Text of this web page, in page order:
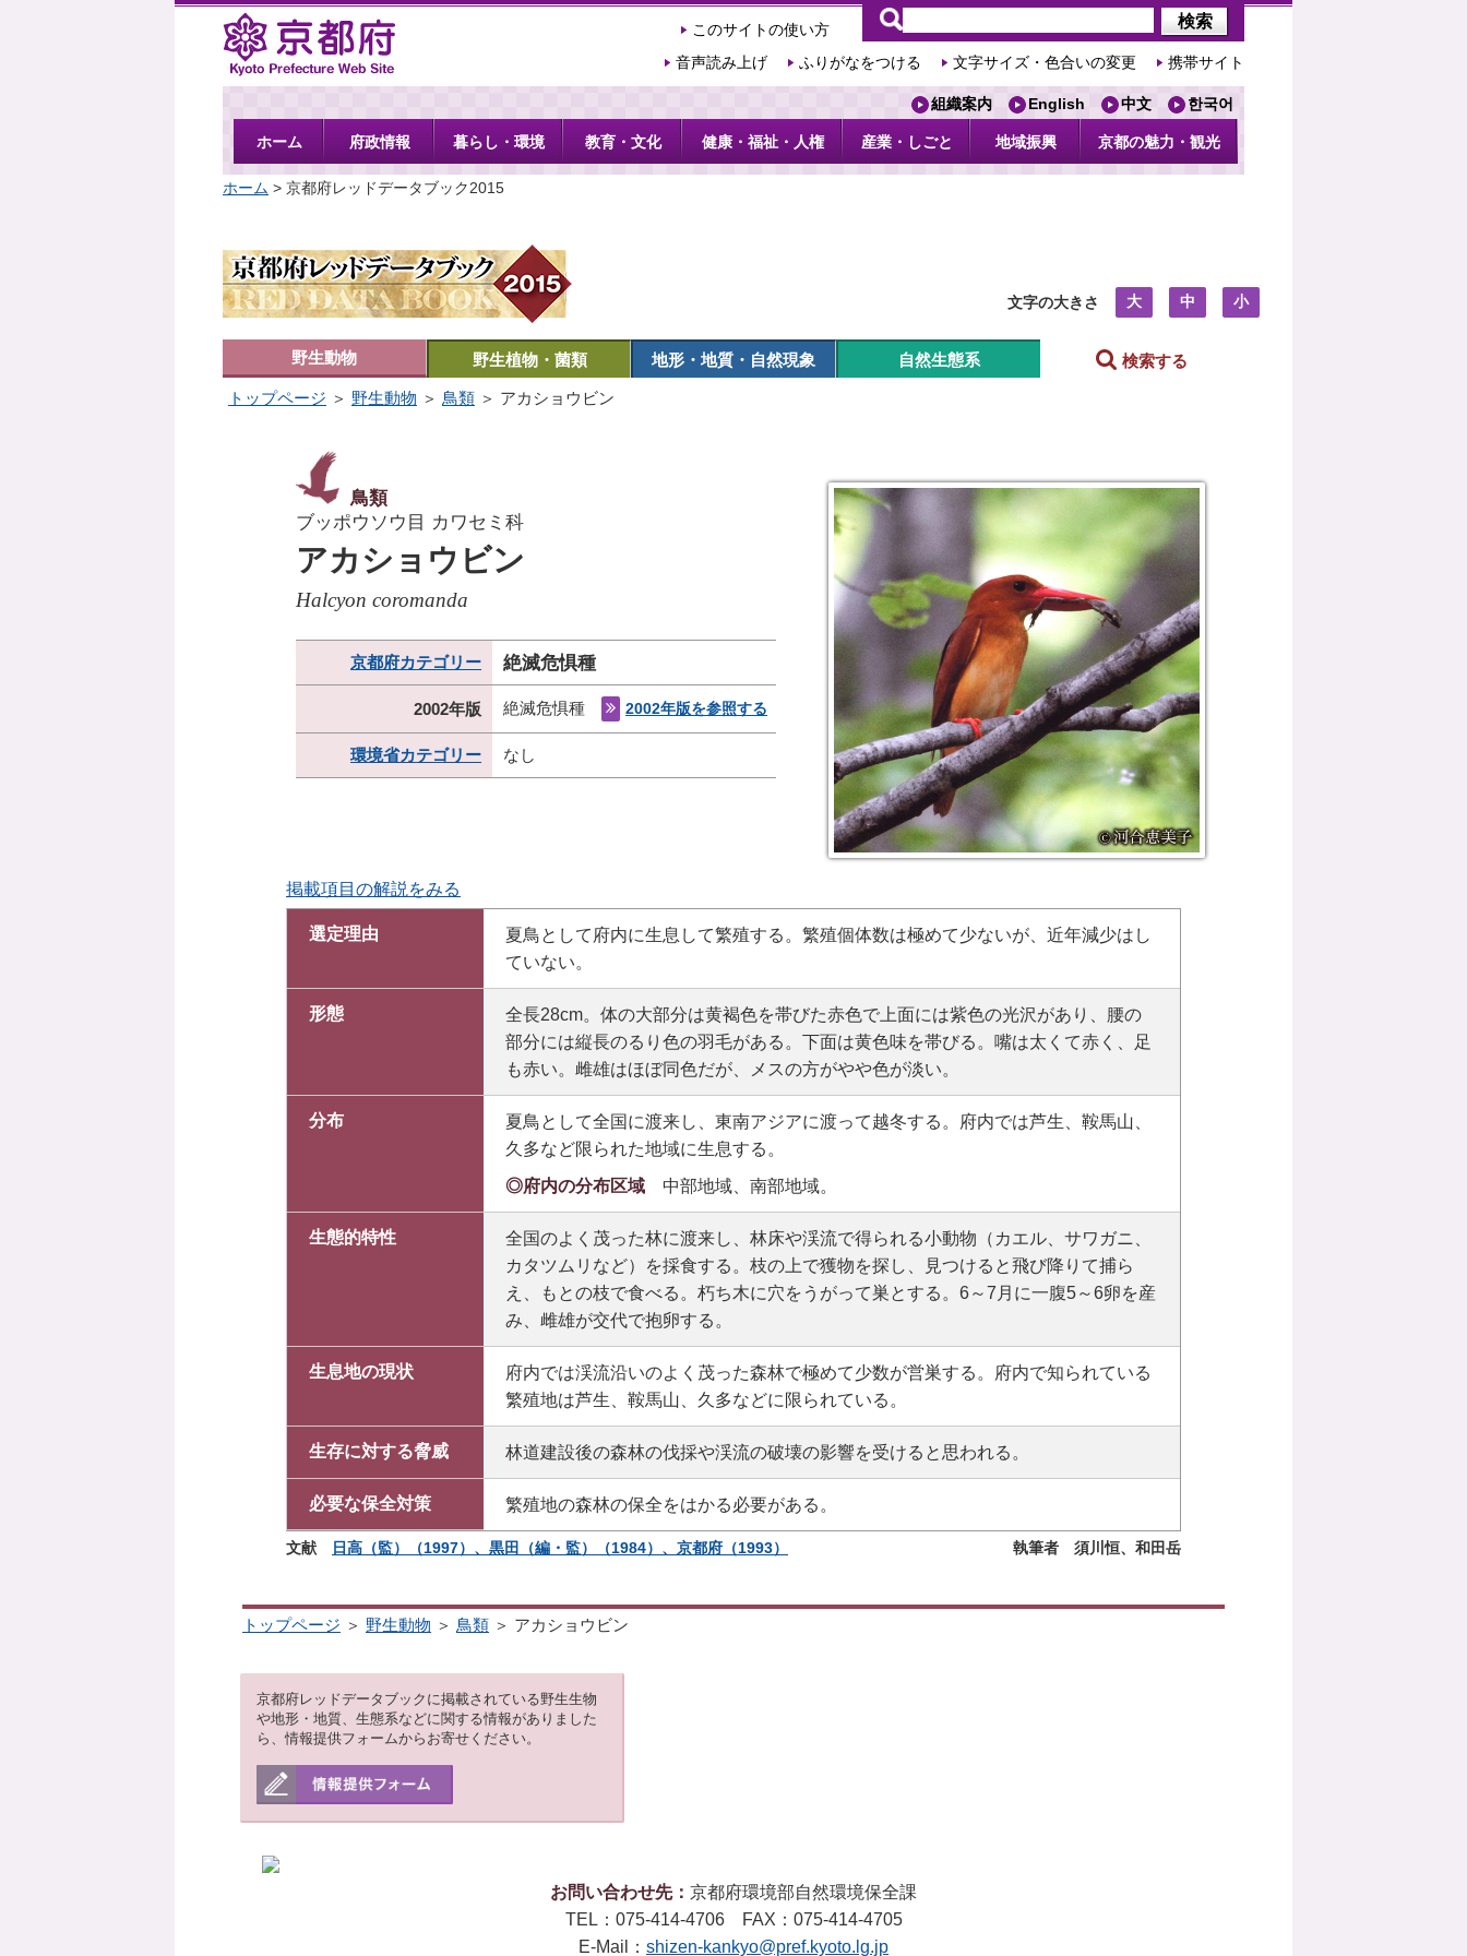
京都府
このサイトの使い方
音声読み上げ
ふりがなをつける 文字サイズ・色合いの変更 携帯サイト
組織案内 English 中文 한국어
ホーム 府政情報 暮らし・環境 教育・文化 健康・福祉・人権 産業・しごと 地域振興 京都の魅力・観光
ホーム > 京都府レッドデータブック2015
文字の大きさ 大 中 小
野生動物 野生植物・菌類 地形・地質・自然現象 自然生態系
検索する
トップページ ＞ 野生動物 ＞ 鳥類 ＞ アカショウビン
鳥類
ブッポウソウ目 カワセミ科
アカショウビン
Halcyon coromanda
京都府カテゴリー 絶滅危惧種
2002年版 絶滅危惧種 2002年版を参照する
環境省カテゴリー なし
掲載項目の解説をみる
選定理由
夏鳥として府内に生息して繁殖する。繁殖個体数は極めて少ないが、近年減少はし
ていない。
形態
全長28cm。体の大部分は黄褐色を帯びた赤色で上面には紫色の光沢があり、腰の
部分には縦長のるり色の羽毛がある。下面は黄色味を帯びる。嘴は太くて赤く、足
も赤い。雌雄はほぼ同色だが、メスの方がやや色が淡い。
分布
夏鳥として全国に渡来し、東南アジアに渡って越冬する。府内では芦生、鞍馬山、
久多など限られた地域に生息する。
◎府内の分布区域 中部地域、南部地域。
生態的特性
全国のよく茂った林に渡来し、林床や渓流で得られる小動物（カエル、サワガニ、
カタツムリなど）を採食する。枝の上で獲物を探し、見つけると飛び降りて捕ら
え、もとの枝で食べる。朽ち木に穴をうがって巣とする。6～7月に一腹5～6卵を産
み、雌雄が交代で抱卵する。
生息地の現状
府内では渓流沿いのよく茂った森林で極めて少数が営巣する。府内で知られている
繁殖地は芦生、鞍馬山、久多などに限られている。
生存に対する脅威 林道建設後の森林の伐採や渓流の破壊の影響を受けると思われる。
必要な保全対策 繁殖地の森林の保全をはかる必要がある。
文献 日高（監）（1997）、黒田（編・監）（1984）、京都府（1993） 執筆者 須川恒、和田岳
トップページ ＞ 野生動物 ＞ 鳥類 ＞ アカショウビン
京都府レッドデータブックに掲載されている野生生物
や地形・地質、生態系などに関する情報がありました
ら、情報提供フォームからお寄せください。
お問い合わせ先： 京都府環境部自然環境保全課
TEL：075-414-4706 FAX：075-414-4705
E-Mail： shizen-kankyo@pref.kyoto.lg.jp